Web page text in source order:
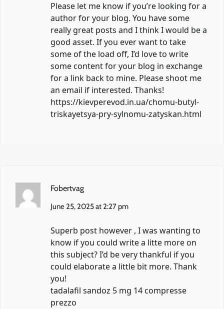
Please let me know if you’re looking for a
author for your blog. You have some
really great posts and I think I would be a
good asset. If you ever want to take
some of the load off, I’d love to write
some content for your blog in exchange
for a link back to mine. Please shoot me
an email if interested. Thanks!
https://kievperevod.in.ua/chomu-butyl-
triskayetsya-pry-sylnomu-zatyskan.html
Fobertvag
June 25, 2025 at 2:27 pm
Superb post however , I was wanting to
know if you could write a litte more on
this subject? I’d be very thankful if you
could elaborate a little bit more. Thank
you!
tadalafil sandoz 5 mg 14 compresse
prezzo